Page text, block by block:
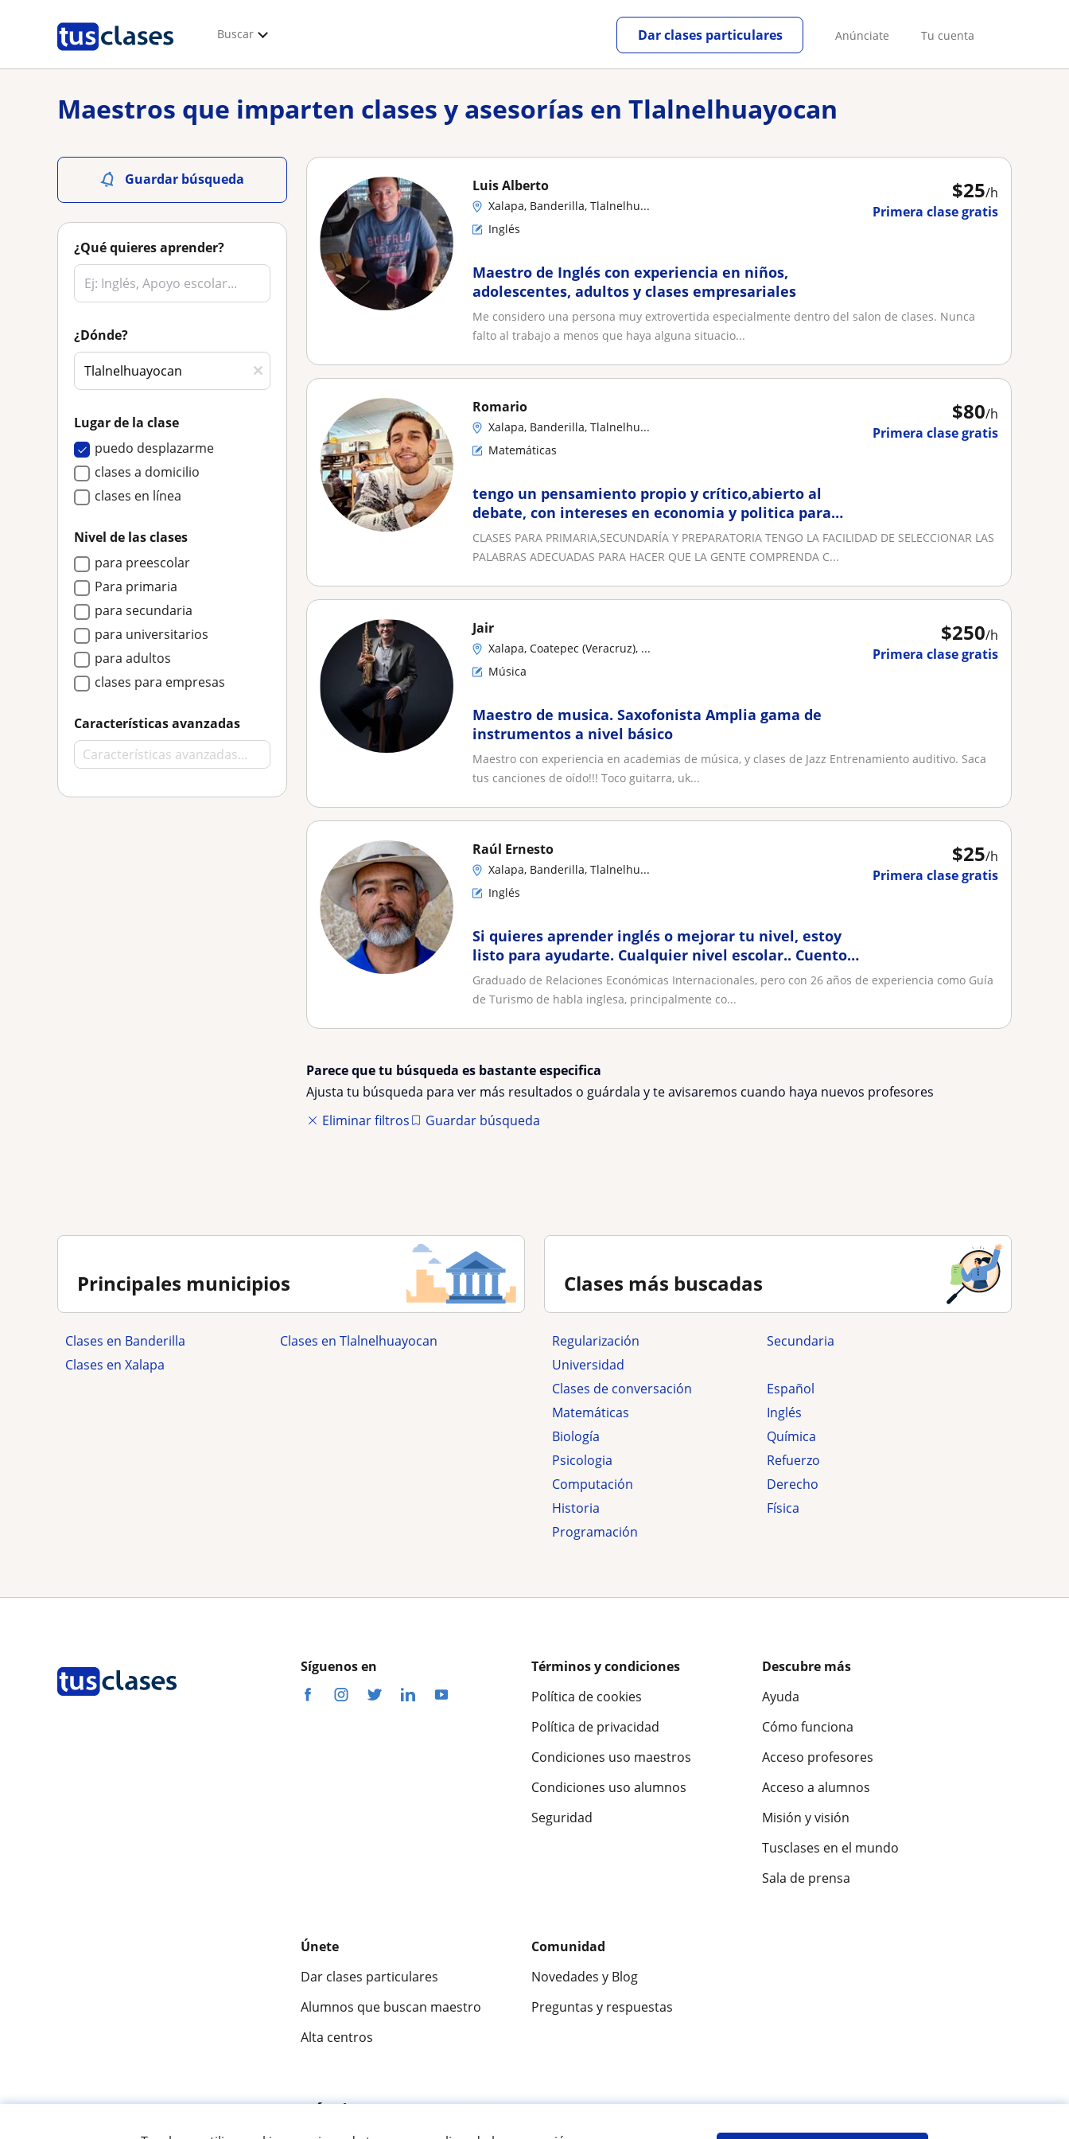
Buscar Anúnciate Tu cuenta
Dar clases particulares
Maestros que imparten clases y asesorías en Tlalnelhuayocan
Guardar búsqueda
¿Qué quieres aprender?
¿Dónde?
Lugar de la clase
puedo desplazarme
clases a domicilio
clases en línea
Nivel de las clases
para preescolar
Para primaria
para secundaria
para universitarios
para adultos
clases para empresas
Características avanzadas
$25/h
Primera clase gratis
Luis Alberto
Xalapa, Banderilla, Tlalnelhu...
Inglés
Maestro de Inglés con experiencia en niños,
adolescentes, adultos y clases empresariales
Me considero una persona muy extrovertida especialmente dentro del salon de clases. Nunca
falto al trabajo a menos que haya alguna situacio...
$80/h
Primera clase gratis
Romario
Xalapa, Banderilla, Tlalnelhu...
Matemáticas
tengo un pensamiento propio y crítico,abierto al
debate, con intereses en economia y politica para
compartir conocimientos
CLASES PARA PRIMARIA,SECUNDARÍA Y PREPARATORIA TENGO LA FACILIDAD DE SELECCIONAR LAS
PALABRAS ADECUADAS PARA HACER QUE LA GENTE COMPRENDA C...
$250/h
Primera clase gratis
Jair
Xalapa, Coatepec (Veracruz), ...
Música
Maestro de musica. Saxofonista Amplia gama de
instrumentos a nivel básico
Maestro con experiencia en academias de música, y clases de Jazz Entrenamiento auditivo. Saca
tus canciones de oído!!! Toco guitarra, uk...
$25/h
Primera clase gratis
Raúl Ernesto
Xalapa, Banderilla, Tlalnelhu...
Inglés
Si quieres aprender inglés o mejorar tu nivel, estoy
listo para ayudarte. Cualquier nivel escolar.. Cuento
con Certificado IELTS
Graduado de Relaciones Económicas Internacionales, pero con 26 años de experiencia como Guía
de Turismo de habla inglesa, principalmente co...
Parece que tu búsqueda es bastante especifica
Ajusta tu búsqueda para ver más resultados o guárdala y te avisaremos cuando haya nuevos profesores
Eliminar filtros
Guardar búsqueda
Principales municipios
Clases en Banderilla
Clases en Tlalnelhuayocan
Clases en Xalapa
Clases más buscadas
Regularización
secundaria
Universidad
Clases de conversación
Español
Matemáticas
Inglés
Biología
Química
Psicologia
Refuerzo
Computación
Derecho
Historia
Física
Programación
Síguenos en
Términos y condiciones
Política de cookies
Política de privacidad
Condiciones uso maestros
Condiciones uso alumnos
Seguridad
Descubre más
Ayuda
Cómo funciona
Acceso profesores
Acceso a alumnos
Misión y visión
Tusclases en el mundo
Sala de prensa
Únete
Dar clases particulares
Alumnos que buscan maestro
Alta centros
Comunidad
Novedades y Blog
Preguntas y respuestas
Fantástica 9,5/10 ★★★★★